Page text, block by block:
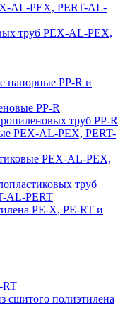
AL-PEX, PERT-AL-
труб PEX-AL-PEX,
напорные PP-R и
PP-R
труб PP-R
PEX-AL-PEX, PERT-
PEX-AL-PEX,
труб
AL-PERT
PE-X, PE-RT и
RT
сшитого полиэтилена